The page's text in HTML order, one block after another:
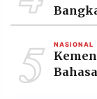
5 NASIONAL